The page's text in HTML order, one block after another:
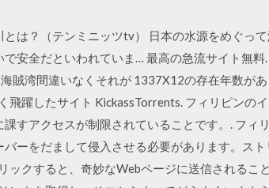
とは？（テンミニッツtv） 日本の水源をめぐっ
安全だといわれていま… 最高の急流サイト無
賊湾間違いなくそれが 1337X12の存在年数が
飛躍したサイト KickassTorrents. フィリピンの
すアクセスが制限されていることです。. フィ
ーをだまして侵入させる必要があります。ス
ックすると、奇妙なWebページに送信される